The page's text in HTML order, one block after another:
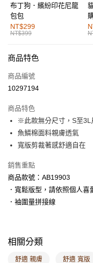
運送方式
全家取貨付款
每筆NT$60，滿NT$1,000(
付款後全家取貨
萊爾富取貨付款
付款後萊爾富取貨
每筆NT$60，滿NT$1,000(
7-11取貨付款
每筆NT$60，滿NT$1,000(
付款後7-11取貨
每筆NT$60，滿NT$1,000(
付款後門市自取
每筆NT$60，滿NT$1,000(
布丁狗．繽紛印花尼龍
包包
NT$299
NT$399
商品特色
商品編號
10297194
商品特色
※此款無分尺寸，S至3L
魚鱗棉面料親膚透氣
寬版剪裁著感舒適自在
銷售重點
商品款號：AB19903
．寬鬆版型，請依照個人喜
．袖圍量拼接線
相關分類
舒適 親膚 舒適 寬版